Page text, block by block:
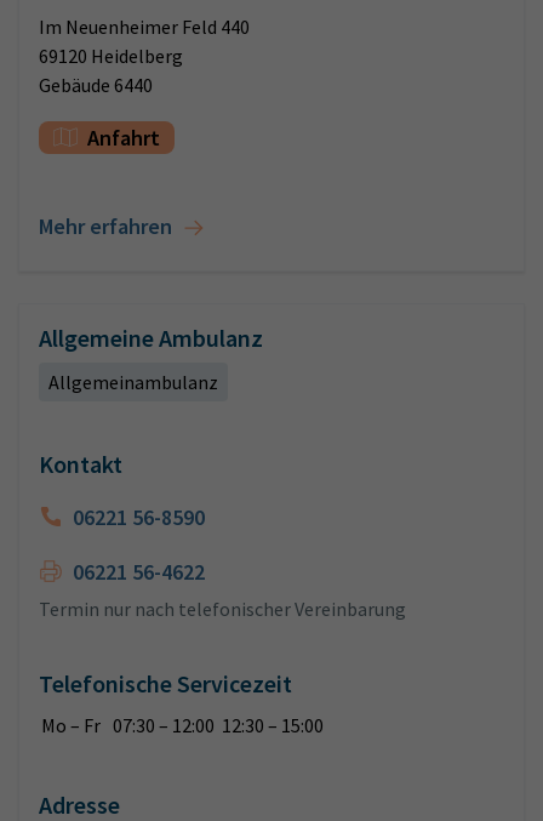
Im Neuenheimer Feld 440
69120 Heidelberg
Gebäude 6440
Anfahrt
Mehr erfahren
Allgemeine Ambulanz
Allgemeinambulanz
Kontakt
06221 56-8590
06221 56-4622
Termin nur nach telefonischer Vereinbarung
Telefonische Servicezeit
Mo – Fr 07:30 – 12:00 12:30 – 15:00
Adresse